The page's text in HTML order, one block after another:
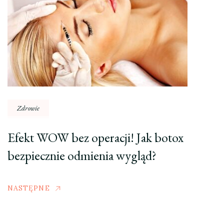
Zdrowie
Efekt WOW bez operacji! Jak botox
bezpiecznie odmienia wygląd?
NASTĘPNE